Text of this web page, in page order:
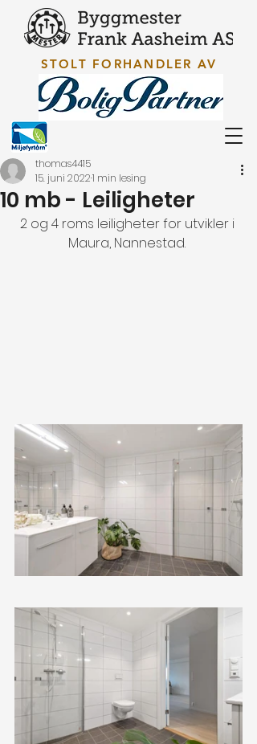
STOLT FORHANDLER AV
10 mb - Leiligheter
thomas4415
15. juni 20221 min lesing
2 og 4 roms leiligheter for utvikler i
Maura, Nannestad.